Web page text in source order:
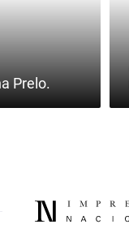
Prelo.